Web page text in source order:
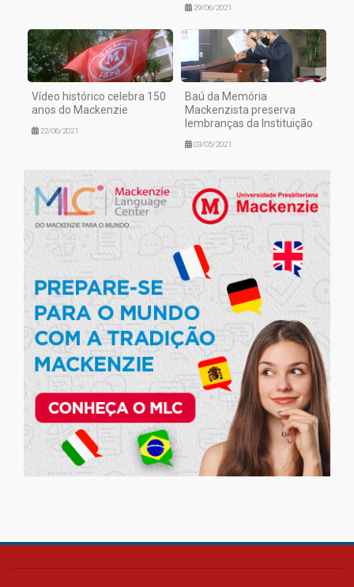
29/06/2021
Vídeo histórico celebra 150
anos do Mackenzie
22/06/2021
Baú da Memória
Mackenzista preserva
lembranças da Instituição
03/05/2021